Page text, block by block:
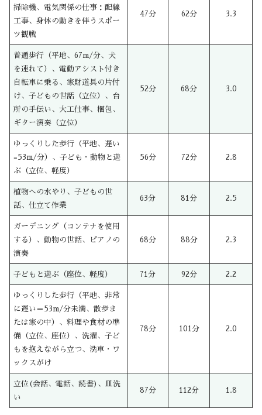
掃除機、電気関係の仕事：配線
工事、身体の動きを伴うスポー
ツ観戦
47分 62分 3.3
普通歩行（平地、67m/分、犬
を連れて）、電動アシスト付き
自転車に乗る、家財道具の片付
け、子どもの世話（立位）、台
所の手伝い、大工仕事、梱包、
ギター演奏（立位）
52分 68分 3.0
ゆっくりした歩行（平地、遅い
=53m/分）、子ども・動物と遊
ぶ（立位、軽度）
56分 72分 2.8
植物への水やり、子どもの世
話、仕立て作業
63分 81分 2.5
ガーデニング（コンテナを使用
する）、動物の世話、ピアノの
演奏
68分 88分 2.3
子どもと遊ぶ（座位、軽度） 71分 92分 2.2
ゆっくりした歩行（平地、非常
に遅い＝53m/分未満、散歩ま
たは家の中）、料理や食材の準
備（立位、座位）、洗濯、子ど
もを抱えながら立つ、洗車・ワ
ックスがけ
78分 101分 2.0
立位(会話、電話、読書)、皿洗
い
87分 112分 1.8